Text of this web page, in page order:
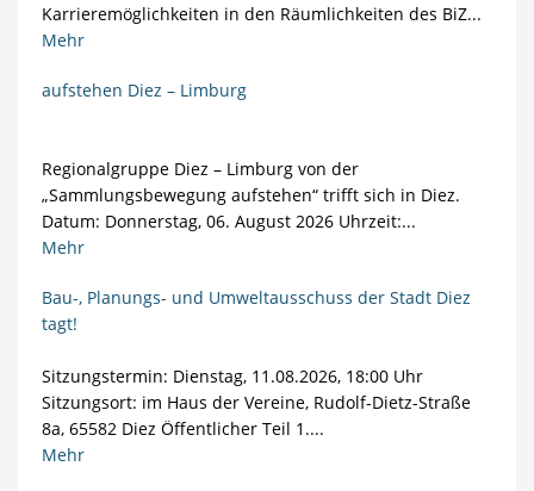
Karrieremöglichkeiten in den Räumlichkeiten des BiZ...
Mehr
aufstehen Diez – Limburg
Regionalgruppe Diez – Limburg von der
„Sammlungsbewegung aufstehen“ trifft sich in Diez.
Datum: Donnerstag, 06. August 2026 Uhrzeit:...
Mehr
Bau-, Planungs- und Umweltausschuss der Stadt Diez
tagt!
Sitzungstermin: Dienstag, 11.08.2026, 18:00 Uhr
Sitzungsort: im Haus der Vereine, Rudolf-Dietz-Straße
8a, 65582 Diez Öffentlicher Teil 1....
Mehr